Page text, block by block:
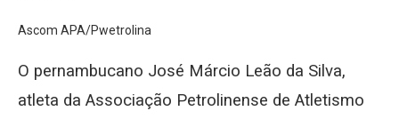
Ascom APA/Pwetrolina
O pernambucano José Márcio Leão da Silva,
atleta da Associação Petrolinense de Atletismo